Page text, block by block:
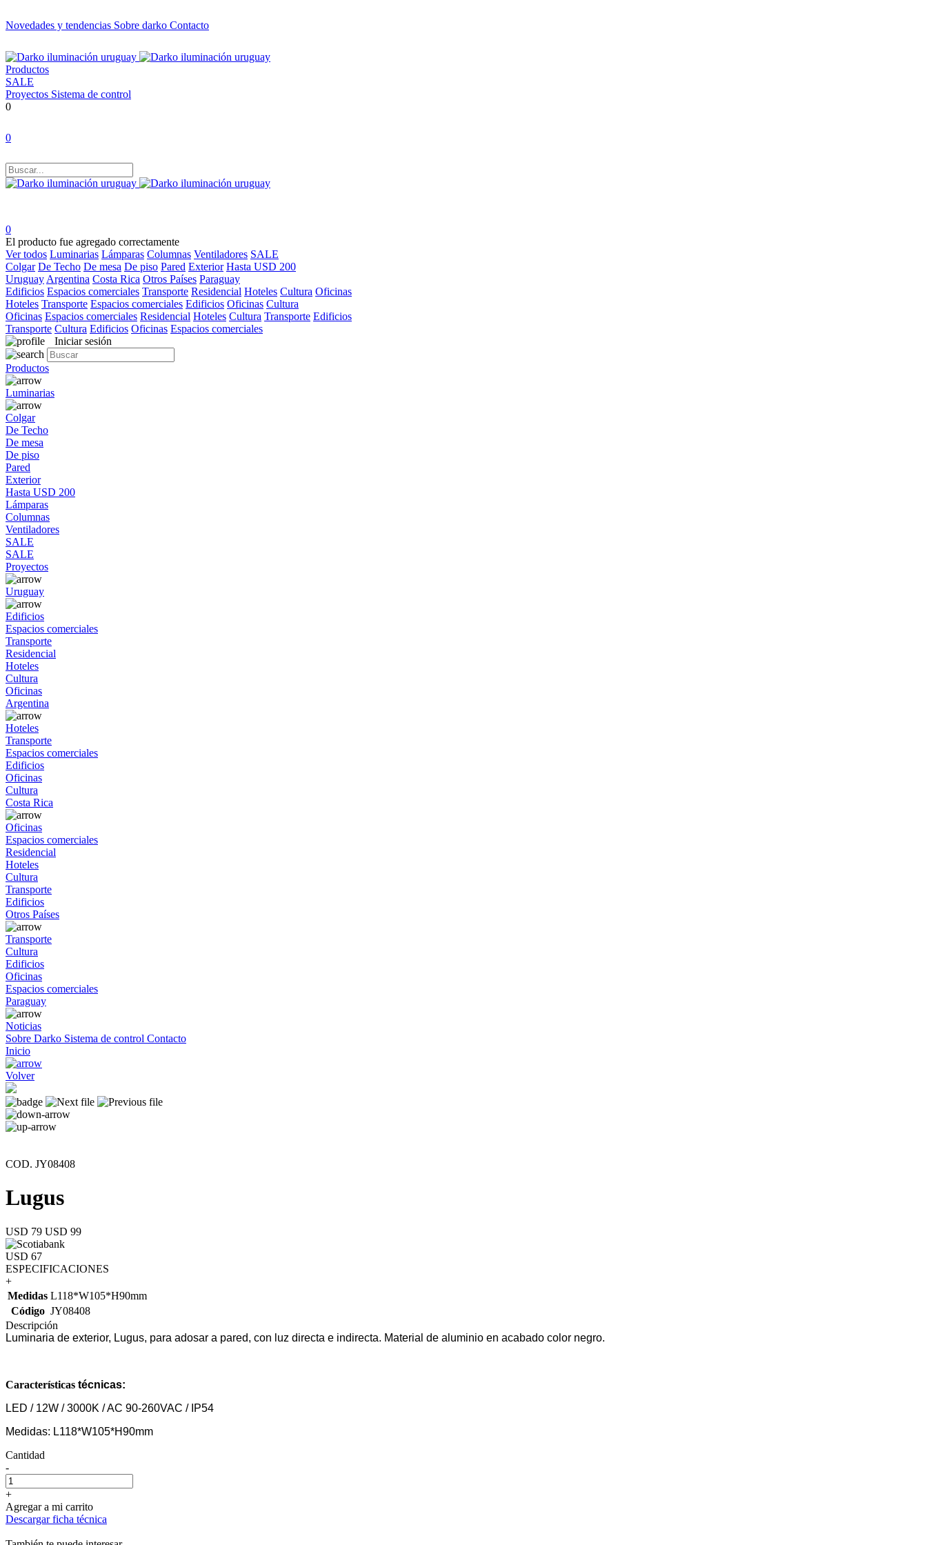
Novedades y tendencias Sobre darko Contacto
Productos
SALE
Proyectos Sistema de control
0
0
0
El producto fue agregado correctamente
Ver todos Luminarias Lámparas Columnas Ventiladores SALE
Colgar De Techo De mesa De piso Pared Exterior Hasta USD 200
Uruguay Argentina Costa Rica Otros Países Paraguay
Edificios Espacios comerciales Transporte Residencial Hoteles Cultura Oficinas
Hoteles Transporte Espacios comerciales Edificios Oficinas Cultura
Oficinas Espacios comerciales Residencial Hoteles Cultura Transporte Edificios
Transporte Cultura Edificios Oficinas Espacios comerciales
Iniciar sesión
Productos
Luminarias
Colgar
De Techo
De mesa
De piso
Pared
Exterior
Hasta USD 200
Lámparas
Columnas
Ventiladores
SALE
SALE
Proyectos
Uruguay
Edificios
Espacios comerciales
Transporte
Residencial
Hoteles
Cultura
Oficinas
Argentina
Hoteles
Transporte
Espacios comerciales
Edificios
Oficinas
Cultura
Costa Rica
Oficinas
Espacios comerciales
Residencial
Hoteles
Cultura
Transporte
Edificios
Otros Países
Transporte
Cultura
Edificios
Oficinas
Espacios comerciales
Paraguay
Noticias
Sobre Darko Sistema de control Contacto
Inicio
Volver
COD. JY08408
Lugus
USD 79 USD 99
USD 67
ESPECIFICACIONES
+
Medidas L118*W105*H90mm
Código JY08408
Descripción
Luminaria de exterior, Lugus, para adosar a pared, con luz directa e indirecta. Material de aluminio en acabado color negro.
Características técnicas:
LED / 12W / 3000K / AC 90-260VAC / IP54
Medidas: L118*W105*H90mm
Cantidad
-
+
Agregar a mi carrito
Descargar ficha técnica